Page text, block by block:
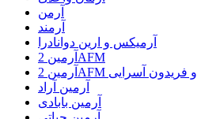
آرمن
آرمند
آرمیکس و ارین دوانادرا
آرمین 2AFM
آرمین 2AFM و فریدون آسرایی
آرمین آراد
آرمین بابادی